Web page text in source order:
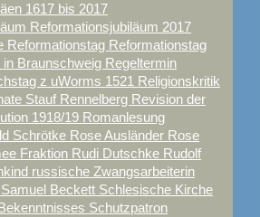
1617 bis 2017
Reformationsjubiläum 2017
Reformationstag Reformationstag
in Braunschweig Regeltermin
z uWorms 1521 Religionskritik
Stauf Rennelberg Revision der
1918/19 Romanlesung
Schrötke Rose Ausländer Rose
Fraktion Rudi Dutschke Rudolf
russische Zwangsarbeiterin
Samuel Beckett Schlesische Kirche
Schutzpatron